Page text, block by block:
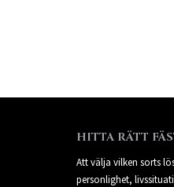
HITTA RÄTT
Att välja vilken sorts
personlighet,